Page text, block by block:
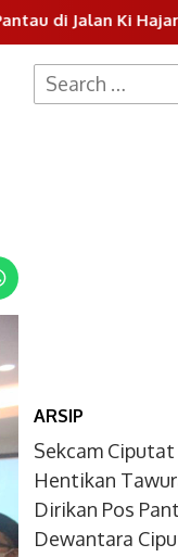
Ki Hajar Dewantara
Search
for:
ARSIP
Sekcam
Hentikan
Dirikan Pos
Dewantara